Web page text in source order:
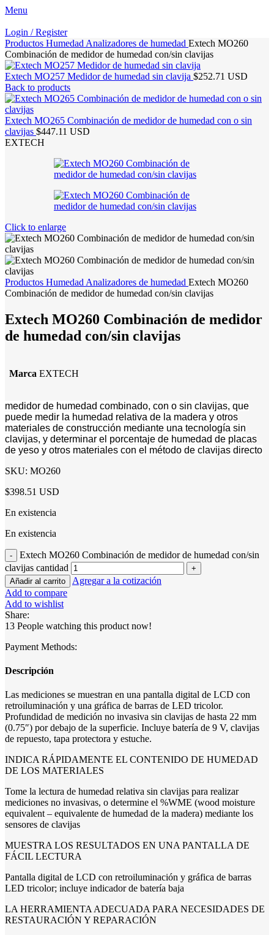
Menu
Login / Register
Productos Humedad Analizadores de humedad Extech MO260
Combinación de medidor de humedad con/sin clavijas
Extech MO257 Medidor de humedad sin clavija $252.71 USD
Back to products
Extech MO265 Combinación de medidor de humedad con o sin
clavijas $447.11 USD
EXTECH
Click to enlarge
Productos Humedad Analizadores de humedad Extech MO260
Combinación de medidor de humedad con/sin clavijas
Extech MO260 Combinación de medidor
de humedad con/sin clavijas
Marca EXTECH
medidor de humedad combinado, con o sin clavijas, que
puede medir la humedad relativa de la madera y otros
materiales de construcción mediante una tecnología sin
clavijas, y determinar el porcentaje de humedad de placas
de yeso y otros materiales con el método de clavijas directo
SKU: MO260
$398.51 USD
En existencia
En existencia
Extech MO260 Combinación de medidor de humedad con/sin
clavijas cantidad
Añadir al carrito
Agregar a la cotización
Add to compare
Add to wishlist
Share:
13 People watching this product now!
Payment Methods:
Descripción
Las mediciones se muestran en una pantalla digital de LCD con
retroiluminación y una gráfica de barras de LED tricolor.
Profundidad de medición no invasiva sin clavijas de hasta 22 mm
(0.75″) por debajo de la superficie. Incluye batería de 9 V, clavijas
de repuesto, tapa protectora y estuche.
INDICA RÁPIDAMENTE EL CONTENIDO DE HUMEDAD
DE LOS MATERIALES
Tome la lectura de humedad relativa sin clavijas para realizar
mediciones no invasivas, o determine el %WME (wood moisture
equivalent – equivalente de humedad de la madera) mediante los
sensores de clavijas
MUESTRA LOS RESULTADOS EN UNA PANTALLA DE
FÁCIL LECTURA
Pantalla digital de LCD con retroiluminación y gráfica de barras
LED tricolor; incluye indicador de batería baja
LA HERRAMIENTA ADECUADA PARA NECESIDADES DE
RESTAURACIÓN Y REPARACIÓN